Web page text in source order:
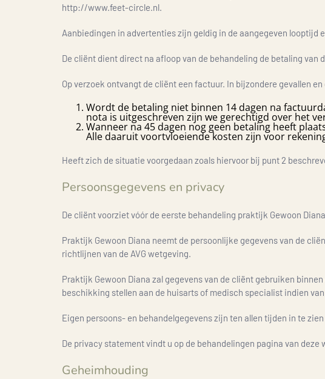
http://www.feet-circle.nl.
Aanbiedingen in advertenties zijn geldig in de aangegeven looptijd
De cliënt dient direct na afloop van de behandeling de betaling
Op verzoek ontvangt de cliënt een factuur. In bijzondere gevallen
Wordt de betaling niet binnen 14 dagen na
nota is uitgeschreven zijn we gerechtigd over het
Wanneer na 45 dagen nog geen betaling heeft
Alle daaruit voortvloeiende kosten zijn voor
Heeft zich de situatie voorgedaan zoals hiervoor bij punt 2
Persoonsgegevens en privacy
De cliënt voorziet vóór de eerste behandeling praktijk Gewoon
Praktijk Gewoon Diana neemt de persoonlijke gegevens van de
richtlijnen van de AVG wetgeving.
Praktijk Gewoon Diana zal gegevens van de cliënt gebruiken
beschikking stellen aan de huisarts of medisch specialist indien
Eigen persoons- en behandelgegevens zijn ten allen tijden in te
De privacy statement vindt u op de behandelingen pagina van deze
Geheimhouding